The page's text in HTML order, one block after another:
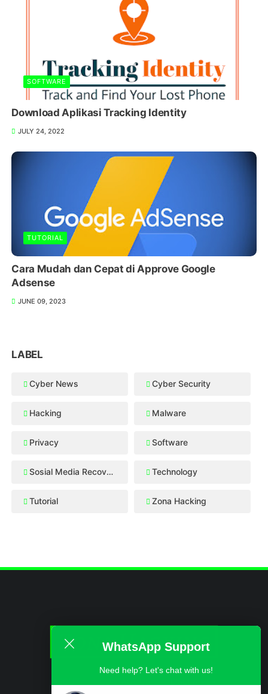
SOFTWARE
Download Aplikasi Tracking Identity
JULY 24, 2022
TUTORIAL
Cara Mudah dan Cepat di Approve Google
Adsense
JUNE 09, 2023
LABEL
Cyber News Cyber Security
Hacking Malware
Privacy Software
Sosial Media Recovery Technology
Tutorial Zona Hacking
WhatsApp Support
Need help? Let's chat with us!